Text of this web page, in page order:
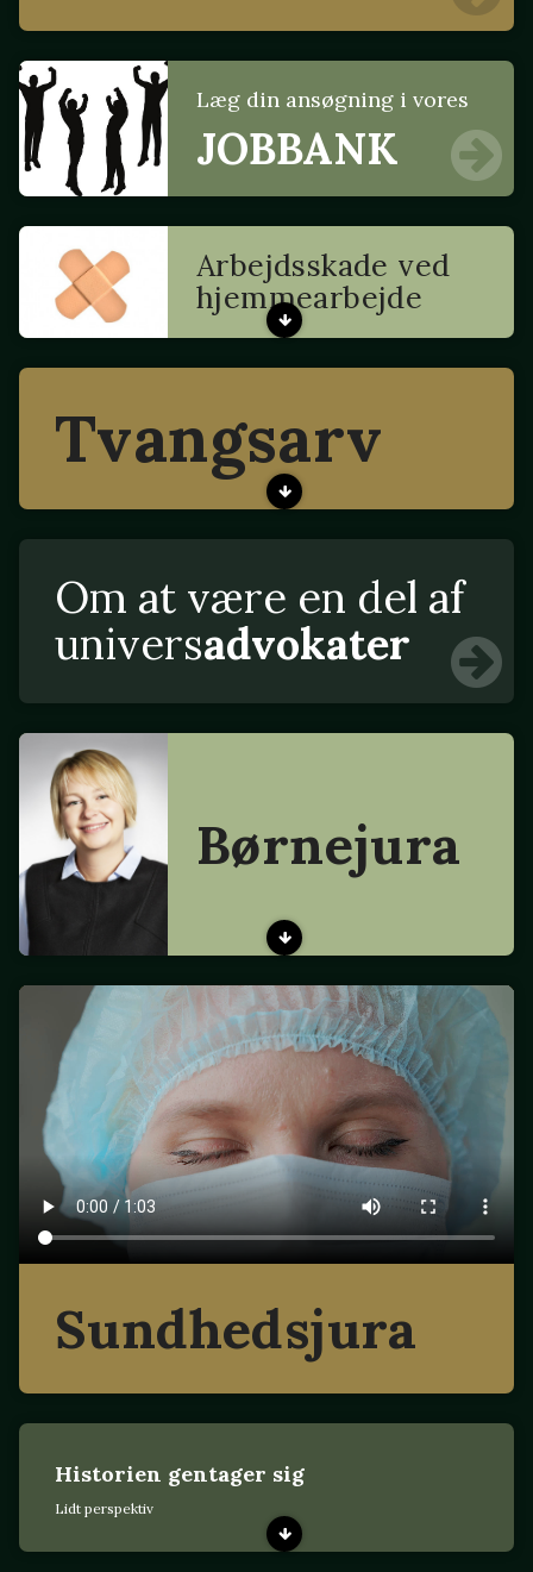
Læg din ansøgning i vores
JOBBANK
Arbejdsskade ved
hjemmearbejde
Tvangsarv
Om at være en del af
universadvokater
Børnejura
Sundhedsjura
Historien gentager sig
Lidt perspektiv